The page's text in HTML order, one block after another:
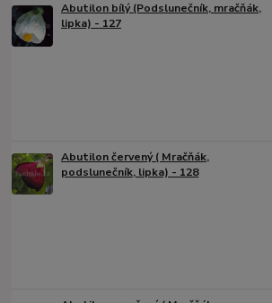
Abutilon bílý (Podslunečník, mračňák,
lipka) - 127
Abutilon červený ( Mračňák,
podslunečník, lipka) - 128